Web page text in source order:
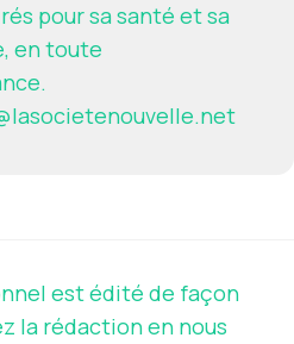
pour sa santé et sa
en toute
est édité de façon
la rédaction en nous